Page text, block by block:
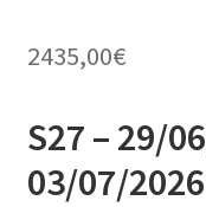
Mon compte
2435,00€
S27 – 29/
03/07/